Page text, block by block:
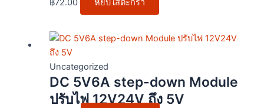
฿72.00 หยิบใส่ตะกร้า
Uncategorized
DC 5V6A step-down Module
ปรับไฟ 12V24V ถึง 5V